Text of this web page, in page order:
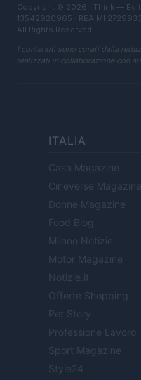
Copyright © 2026 · Think —
13542920965 · REA MI 2729933
All Rights Reserved
I contenuti sono curati dalla
realizzati in collaborazione con
ITALIA
Casa Magazine
Cineverse Magazine
Donne Magazine
Food Blog
Milano Notizie
Motor Magazine
Notizie.it
Offerte Shopping
Pet Story
Professione Lavoro
Sport Magazine
Style24